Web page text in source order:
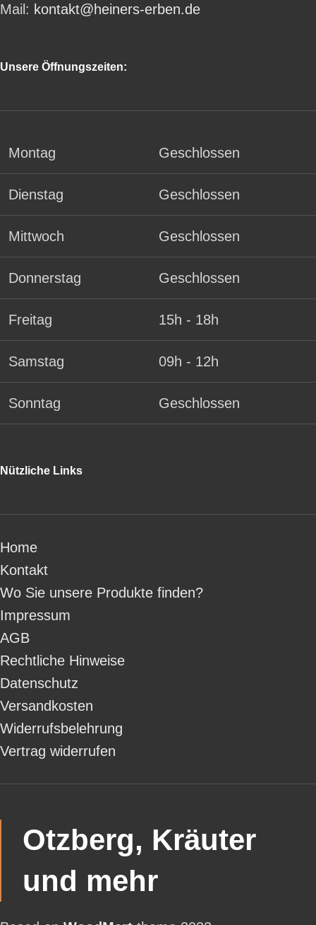
Mail: kontakt@heiners-erben.de
Unsere Öffnungszeiten:
Montag Geschlossen
Dienstag Geschlossen
Mittwoch Geschlossen
Donnerstag Geschlossen
Freitag 15h - 18h
Samstag 09h - 12h
Sonntag Geschlossen
Nützliche Links
Home
Kontakt
Wo Sie unsere Produkte finden?
Impressum
AGB
Rechtliche Hinweise
Datenschutz
Versandkosten
Widerrufsbelehrung
Vertrag widerrufen
Otzberg, Kräuter
und mehr